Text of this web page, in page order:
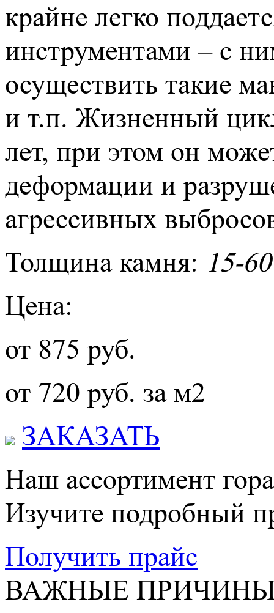
крайне легко
инструментами – с
осуществить такие
и т.п. Жизненный
лет, при этом он
деформации и
агрессивных
Толщина камня: 15-
Цена:
от 875 руб.
от 720 руб. за м2
ЗАКАЗАТЬ
Наш ассортимент
Изучите подробный
Получить прайс
ВАЖНЫЕ